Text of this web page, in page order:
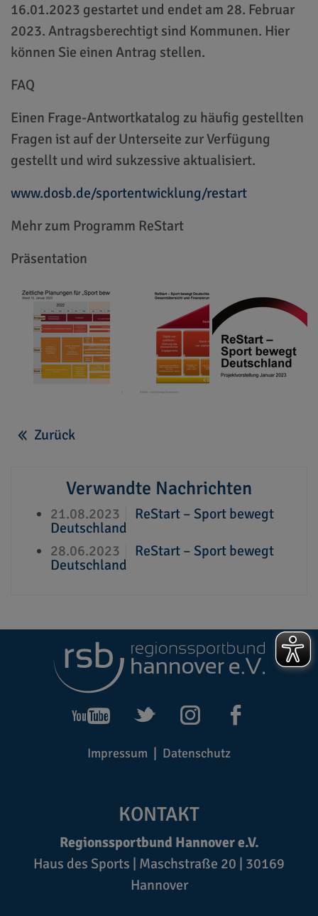
16.01.2023 gestartet und endet am 28. Februar
2023. Antragsberechtigt sind Kommunen. Hier
können Sie einen Antrag stellen.
FAQ
Einen Frage-Antwortkatalog zu häufig gestellten
Fragen ist auf der Unterseite zur Verfügung
gestellt und wird sukzessive aktualisiert.
www.dosb.de/sportentwicklung/restart
Mehr zum Programm ReStart
Präsentation
Zurück
Verwandte Nachrichten
21.08.2023
ReStart – Sport bewegt
Deutschland
28.06.2023
ReStart – Sport bewegt
Deutschland
Impressum Datenschutz
KONTAKT
Regionssportbund Hannover e.V.
Haus des Sports | Maschstraße 20 | 30169
Hannover